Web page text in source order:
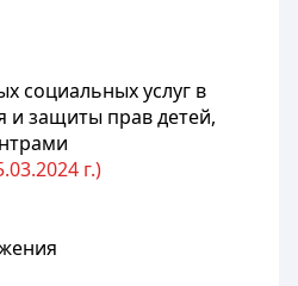
социальных услуг в
и защиты прав детей,
г.)